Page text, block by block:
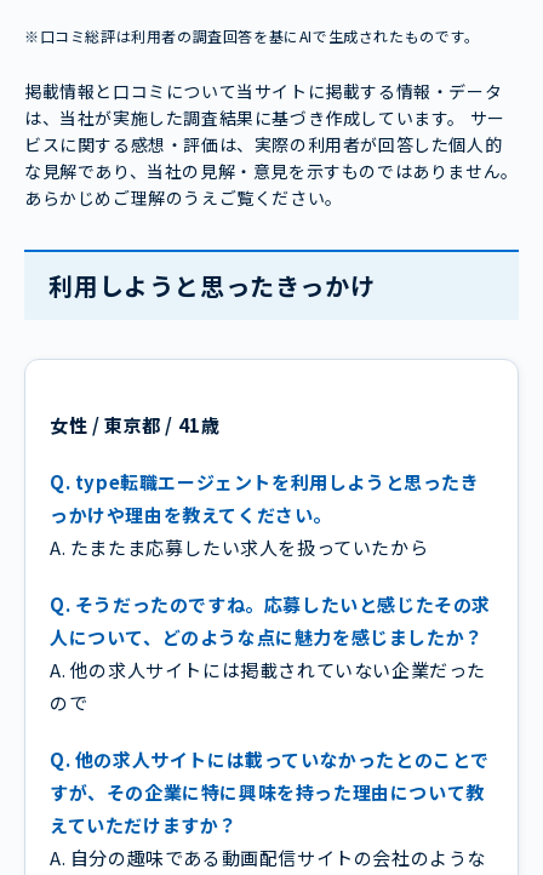
※口コミ総評は利用者の調査回答を基にAIで生成されたものです。
掲載情報と口コミについて当サイトに掲載する情報・データ
は、当社が実施した調査結果に基づき作成しています。 サー
ビスに関する感想・評価は、実際の利用者が回答した個人的
な見解であり、当社の見解・意見を示すものではありません。
あらかじめご理解のうえご覧ください。
利用しようと思ったきっかけ
女性 / 東京都 / 41歳
Q. type転職エージェントを利用しようと思ったき
っかけや理由を教えてください。
A. たまたま応募したい求人を扱っていたから
Q. そうだったのですね。応募したいと感じたその求
人について、どのような点に魅力を感じましたか？
A. 他の求人サイトには掲載されていない企業だった
ので
Q. 他の求人サイトには載っていなかったとのことで
すが、その企業に特に興味を持った理由について教
えていただけますか？
A. 自分の趣味である動画配信サイトの会社のような